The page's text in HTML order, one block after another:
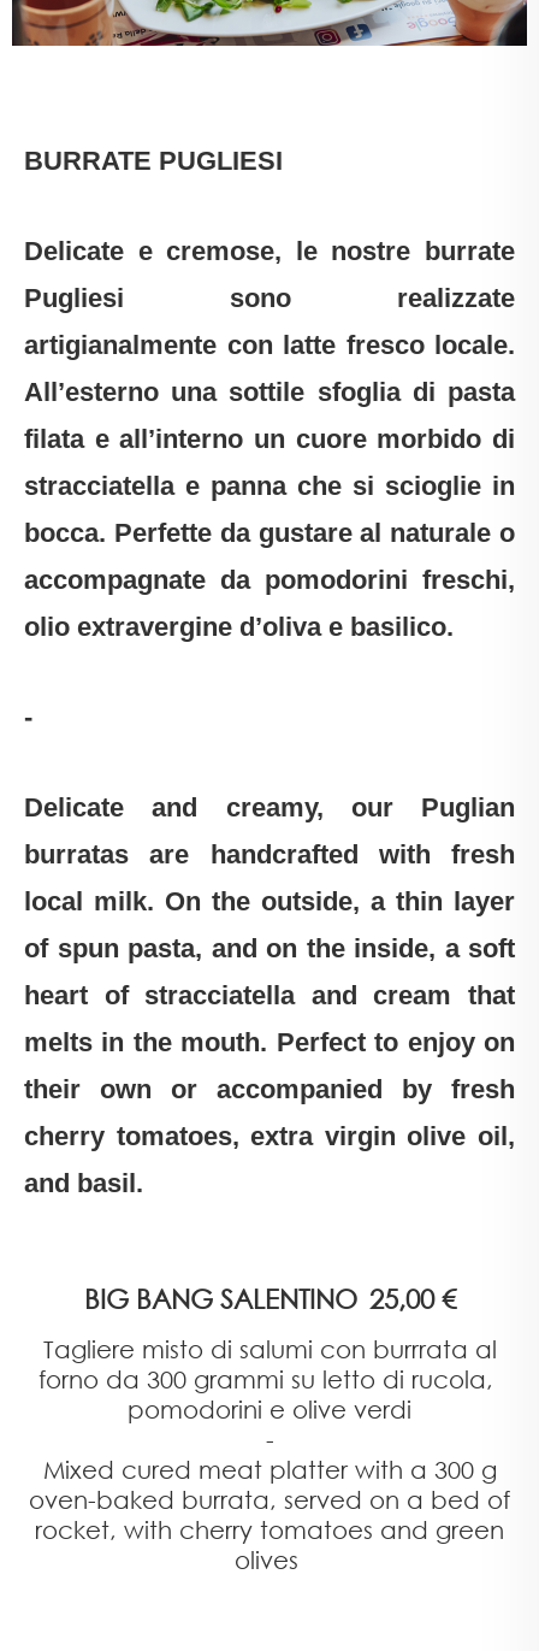
BURRATE PUGLIESI
Delicate e cremose, le nostre burrate
Pugliesi sono realizzate
artigianalmente con latte fresco locale.
All’esterno una sottile sfoglia di pasta
filata e all’interno un cuore morbido di
stracciatella e panna che si scioglie in
bocca. Perfette da gustare al naturale o
accompagnate da pomodorini freschi,
olio extravergine d’oliva e basilico.
-
Delicate and creamy, our Puglian
burratas are handcrafted with fresh
local milk. On the outside, a thin layer
of spun pasta, and on the inside, a soft
heart of stracciatella and cream that
melts in the mouth. Perfect to enjoy on
their own or accompanied by fresh
cherry tomatoes, extra virgin olive oil,
and basil.
BIG BANG SALENTINO 25,00 €
Tagliere misto di salumi con burrrata al
forno da 300 grammi su letto di rucola,
pomodorini e olive verdi
-
Mixed cured meat platter with a 300 g
oven-baked burrata, served on a bed of
rocket, with cherry tomatoes and green
olives